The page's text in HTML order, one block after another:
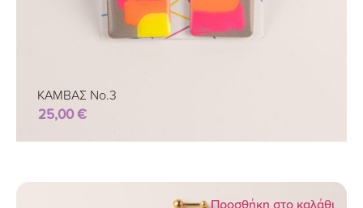
ΚΑΜΒΑΣ Νο.3
25,00€
Προσθήκη στο καλάθι